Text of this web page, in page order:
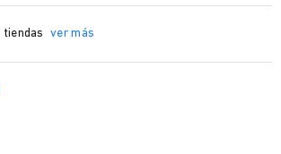
tiendas ver más